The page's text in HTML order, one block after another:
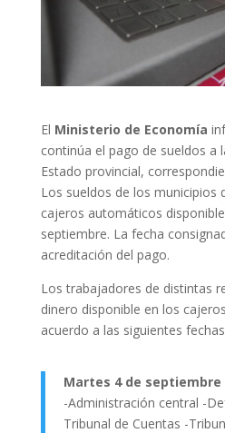
El Ministerio de Economía
continúa el pago de sueldos a
Estado provincial,
Los sueldos de los municipios
cajeros automáticos
septiembre. La fecha
acreditación del pago.
Los trabajadores de distintas
dinero disponible en los
acuerdo a las siguientes
Martes 4 de septiembre
-Administración central -
Tribunal de Cuentas -